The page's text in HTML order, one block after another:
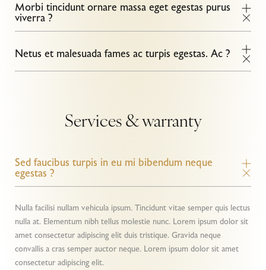
Morbi tincidunt ornare massa eget egestas purus
viverra ?
Netus et malesuada fames ac turpis egestas. Ac ?
Services & warranty
Sed faucibus turpis in eu mi bibendum neque
egestas ?
Nulla facilisi nullam vehicula ipsum. Tincidunt vitae semper quis lectus
nulla at. Elementum nibh tellus molestie nunc. Lorem ipsum dolor sit
amet consectetur adipiscing elit duis tristique. Gravida neque
convallis a cras semper auctor neque. Lorem ipsum dolor sit amet
consectetur adipiscing elit.